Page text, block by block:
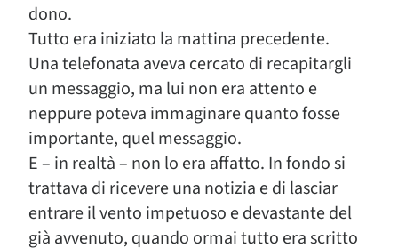
dono.
Tutto era iniziato la mattina precedente.
Una telefonata aveva cercato di recapitargli
un messaggio, ma lui non era attento e
neppure poteva immaginare quanto fosse
importante, quel messaggio.
E – in realtà – non lo era affatto. In fondo si
trattava di ricevere una notizia e di lasciar
entrare il vento impetuoso e devastante del
già avvenuto, quando ormai tutto era scritto